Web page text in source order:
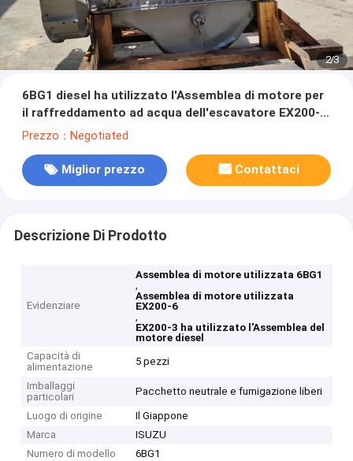
2/3
6BG1 diesel ha utilizzato l'Assemblea di motore per
il raffreddamento ad acqua dell'escavatore EX200-3
EX200-6
Prezzo：Negotiated
Miglior prezzo Contattaci
Descrizione Di Prodotto
Evidenziare
Assemblea di motore utilizzata 6BG1
,
Assemblea di motore utilizzata
EX200-6
,
EX200-3 ha utilizzato l'Assemblea del
motore diesel
Capacità di
alimentazione
5 pezzi
Imballaggi
particolari
Pacchetto neutrale e fumigazione liberi
Luogo di origine
Il Giappone
Marca
ISUZU
Numero di modello
6BG1